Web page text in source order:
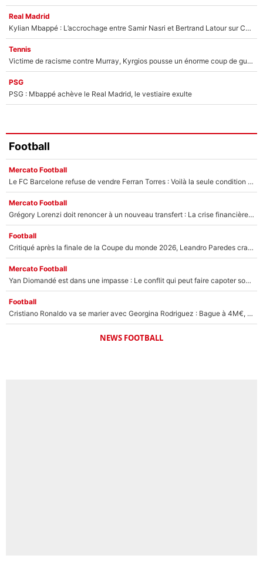
Real Madrid
Kylian Mbappé : L’accrochage entre Samir Nasri et Bertrand Latour sur Canal+
Tennis
Victime de racisme contre Murray, Kyrgios pousse un énorme coup de gueule !
PSG
PSG : Mbappé achève le Real Madrid, le vestiaire exulte
Football
Mercato Football
Le FC Barcelone refuse de vendre Ferran Torres : Voilà la seule condition qui peut débloquer son transfert au PSG !
Mercato Football
Grégory Lorenzi doit renoncer à un nouveau transfert : La crise financière plombe encore le mercato de l’OM !
Football
Critiqué après la finale de la Coupe du monde 2026, Leandro Paredes craque encore en plein match et provoque une nouvelle polémique !
Mercato Football
Yan Diomandé est dans une impasse : Le conflit qui peut faire capoter son arrivée au Real Madrid après son transfert avorté au PSG !
Football
Cristiano Ronaldo va se marier avec Georgina Rodriguez : Bague à 4M€, hôtel de luxe... Des détails de la cérémonie ont déjà fuité !
NEWS FOOTBALL